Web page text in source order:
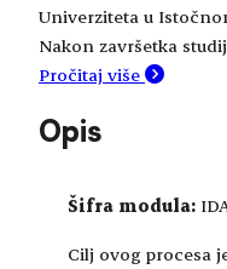
Univerziteta u
Nakon završetka
Pročitaj više
Opis
Šifra modula:
Cilj ovog procesa